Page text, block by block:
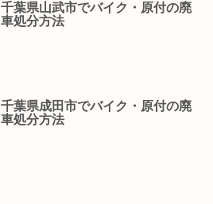
千葉県山武市でバイク・原付の廃
車処分方法
千葉県成田市でバイク・原付の廃
車処分方法